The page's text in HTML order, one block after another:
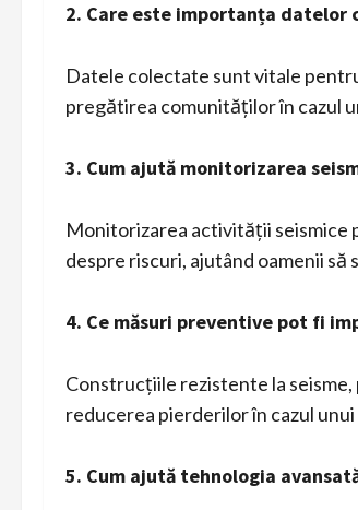
2. Care este importanța datelor
Datele colectate sunt vitale
pregătirea comunităților în cazul
3. Cum ajută monitorizarea
Monitorizarea activității
despre riscuri, ajutând oamenii să
4. Ce măsuri preventive pot fi
Construcțiile rezistente la
reducerea pierderilor în cazul unui
5. Cum ajută tehnologia